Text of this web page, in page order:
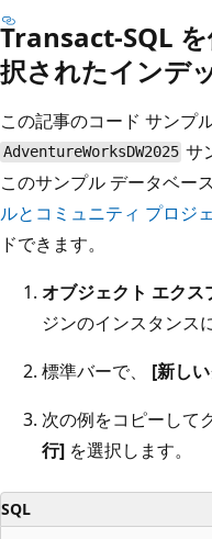
Transact-SQL
択されたインデ
この記事のコード サンプル
AdventureWorksDW2025 サ
このサンプル データベース
ルとコミュニティ プロジ
ドできます。
オブジェクト エクス
ジンのインスタンス
標準バーで、 [新し
次の例をコピーして
行] を選択します。
SQL